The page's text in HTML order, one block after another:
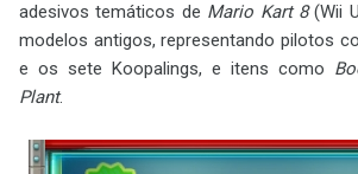
adesivos temáticos de Mario Kart 8(Wii
modelos antigos, representando pilotos
e os sete Koopalings, e itens como
Plant.